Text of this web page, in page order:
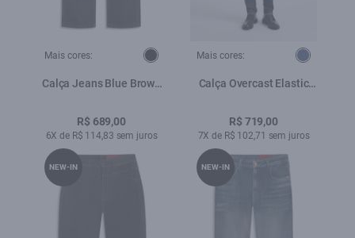
Mais cores:
Calça Jeans Blue Brown
C/ Luva
R$ 689,00
6X de R$ 114,83 sem juros
Mais cores:
Calça Overcast Elastic
R$ 719,00
7X de R$ 102,71 sem juros
NEW-IN NEW-IN